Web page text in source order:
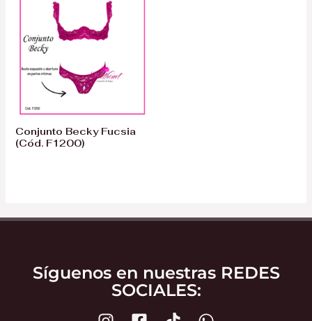
Conjunto Becky Fucsia
(Cód. F1200)
Síguenos en nuestras REDES
SOCIALES: